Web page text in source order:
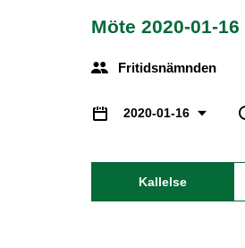
Möte 2020-01-16
Fritidsnämnden
2020-01-16
Kallelse